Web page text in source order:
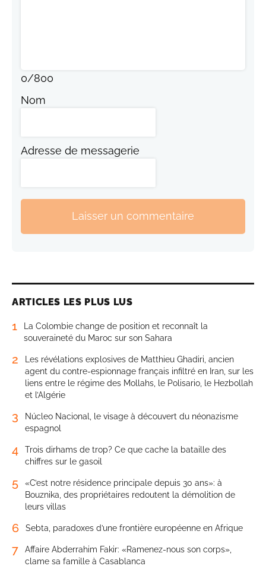
0/800
Nom
Adresse de messagerie
Laisser un commentaire
ARTICLES LES PLUS LUS
1
La Colombie change de position et reconnaît la
souveraineté du Maroc sur son Sahara
2
Les révélations explosives de Matthieu Ghadiri, ancien
agent du contre-espionnage français infiltré en Iran, sur les
liens entre le régime des Mollahs, le Polisario, le Hezbollah
et l’Algérie
3
Núcleo Nacional, le visage à découvert du néonazisme
espagnol
4
Trois dirhams de trop? Ce que cache la bataille des
chiffres sur le gasoil
5
«C’est notre résidence principale depuis 30 ans»: à
Bouznika, des propriétaires redoutent la démolition de
leurs villas
6 Sebta, paradoxes d’une frontière européenne en Afrique
7
Affaire Abderrahim Fakir: «Ramenez-nous son corps»,
clame sa famille à Casablanca